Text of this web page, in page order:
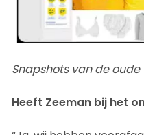
Snapshots van de oude
Heeft Zeeman bij het